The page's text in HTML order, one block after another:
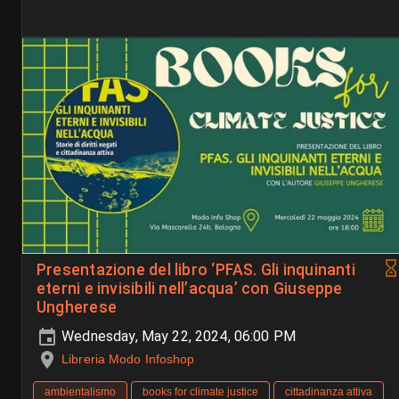
Presentazione del libro ‘PFAS. Gli inquinanti
eterni e invisibili nell’acqua’ con Giuseppe
Ungherese
Wednesday, May 22, 2024, 06:00 PM
Libreria Modo Infoshop
ambientalismo books for climate justice cittadinanza attiva